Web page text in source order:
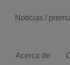
Noticias /
Acerca de